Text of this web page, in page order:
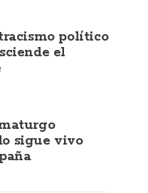
político
el
sigue vivo